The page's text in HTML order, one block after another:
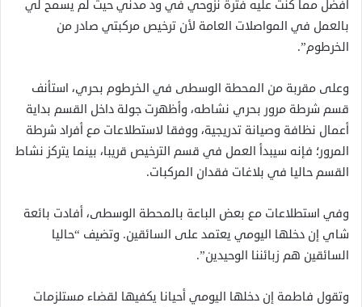
أفضل مما كنت عليه فترة نزوحي في ود مدني حيث لم يسمح لي
بالعمل في المواصلات العامة لأن ترخيص مركبتي صادر من
الخرطوم”.
وعلى مقربة من المحطة الوسطى في الخرطوم بحري، استأنف
قسم شرطة مرور بحري نشاطه، وأظهرت جولة داخل القسم بداية
أعمال نظافة وصيانة تدريجية، ووفقا لاستطلاعات مع أفراد شرطة
المرور؛ فإنه سيبدأ العمل في قسم الترخيص قريبا، بينما يتركز نشاط
القسم حاليا في بلاغات فقدان المركبات.
وفي استطلاعات مع بعض الباعة بالمحطة الوسطى، أفادت بائعة
شاي إن دخلها اليومي يعتمد على السائقين. وتضيف “حاليا
السائقين هم زبائننا الوحيدين”.
وتقول فاطمة إن دخلها اليومي أحيانا يكفيها لقضاء مستلزمات